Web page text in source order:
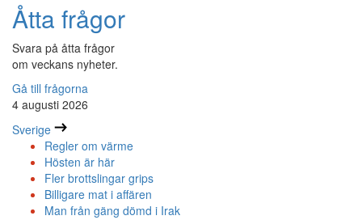
Åtta frågor
Svara på åtta frågor
om veckans nyheter.
Gå till frågorna
4 augusti 2026
Sverige
Regler om värme
Hösten är här
Fler brottslingar grips
Billigare mat i affären
Man från gäng dömd i Irak